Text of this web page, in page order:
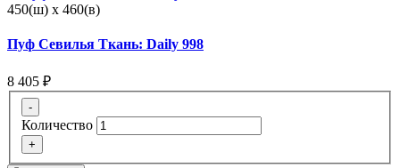
450(ш) x 460(в)
Пуф Севилья Ткань: Daily 998
8 405 ₽
-
Количество
+